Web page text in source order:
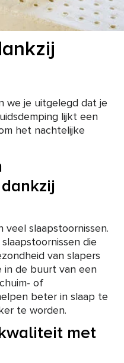
we je uitgelegd dat je
lijkt een
het nachtelijke
veel slaapstoornissen.
die
van slapers
in de buurt van een
of
beter in slaap te
te worden.
met